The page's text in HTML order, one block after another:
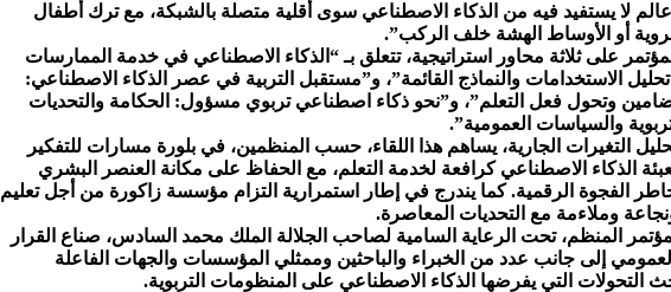
عالم لا يستفيد فيه من الذكاء الاصطناعي سوى أقلية متصلة بالشبكة، مع ترك أطفال
أو الأوساط الهشة خلف الركب”.
على ثلاثة محاور استراتيجية، تتعلق بـ “الذكاء الاصطناعي في خدمة الممارسات
تحليل الاستخدامات والنماذج القائمة”، و”مستقبل التربية في عصر الذكاء الاصطناعي:
وتحول فعل التعلم”، و”نحو ذكاء اصطناعي تربوي مسؤول: الحكامة والتحديات
والسياسات العمومية”.
التغيرات الجارية، يساهم هذا اللقاء، حسب المنظمين، في بلورة مسارات للتفكير
الذكاء الاصطناعي كرافعة لخدمة التعلم، مع الحفاظ على مكانة العنصر البشري
الفجوة الرقمية. كما يندرج في إطار استمرارية التزام مؤسسة زاكورة من أجل تعليم
وملاءمة مع التحديات المعاصرة.
المنظم، تحت الرعاية السامية لصاحب الجلالة الملك محمد السادس، صناع القرار
إلى جانب عدد من الخبراء والباحثين وممثلي المؤسسات والجهات الفاعلة
التحولات التي يفرضها الذكاء الاصطناعي على المنظومات التربوية.